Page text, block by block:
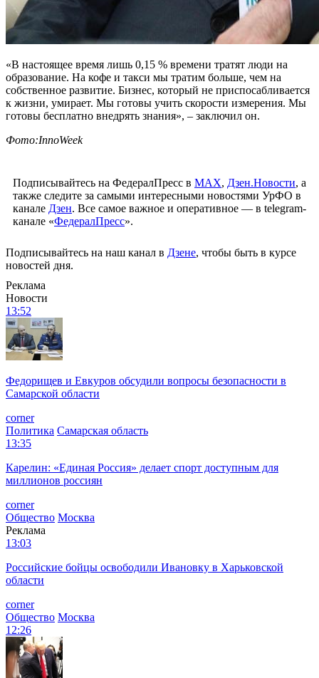
«В настоящее время лишь 0,15 % времени тратят люди на
образование. На кофе и такси мы тратим больше, чем на
собственное развитие. Бизнес, который не приспосабливается
к жизни, умирает. Мы готовы учить скорости измерения. Мы
готовы бесплатно внедрять знания», – заключил он.
Фото:InnoWeek
Подписывайтесь на ФедералПресс в МАХ, Дзен.Новости, а
также следите за самыми интересными новостями УрФО в
канале Дзен. Все самое важное и оперативное — в telegram-
канале «ФедералПресс».
Подписывайтесь на наш канал в Дзене, чтобы быть в курсе
новостей дня.
Реклама
Новости
13:52
Федорищев и Евкуров обсудили вопросы безопасности в
Самарской области
corner
Политика Самарская область
13:35
Карелин: «Единая Россия» делает спорт доступным для
миллионов россиян
corner
Общество Москва
Реклама
13:03
Российские бойцы освободили Ивановку в Харьковской
области
corner
Общество Москва
12:26